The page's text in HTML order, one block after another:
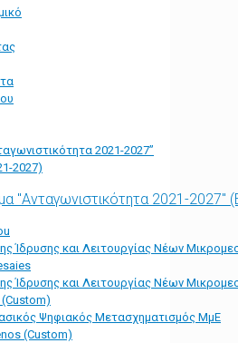
2021-2027”
2027)
"Ανταγωνιστικότητα 2021-
Ίδρυσης και Λειτουργίας Νέων
Ίδρυσης και Λειτουργίας Νέων
Ψηφιακός Μετασχηματισμός ΜμΕ